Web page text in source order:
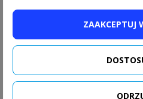
w podwójną końcówkę o
precyzyjne pisanie oraz
figurkę uroczego zwierzątka. To
małych detektywów!
MIX WZORÓW - wysyłane
ZAAKCEPTUJ